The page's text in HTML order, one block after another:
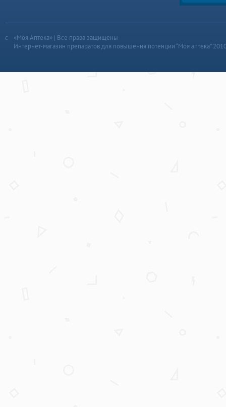
«Моя Аптека» | Все права защищены
Интернет-магазин препаратов для повышения потенции “Моя аптека”